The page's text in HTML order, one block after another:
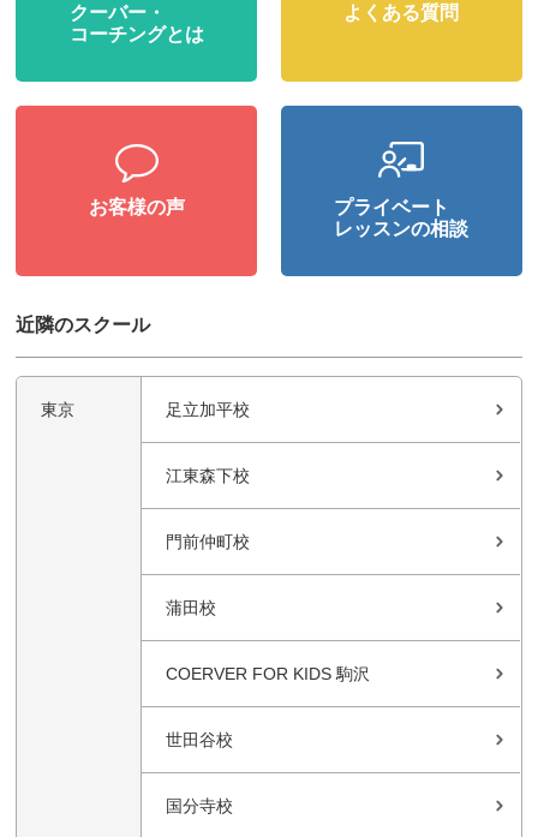
クーバー・
コーチングとは
よくある質問
お客様の声
プライベート
レッスンの相談
近隣のスクール
東京 足立加平校
江東森下校
門前仲町校
蒲田校
COERVER FOR KIDS 駒沢
世田谷校
国分寺校